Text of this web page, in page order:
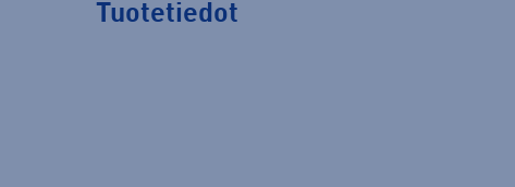
Tuotetiedot